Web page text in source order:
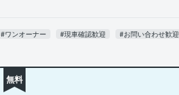
#ワンオーナー #現車確認歓迎 #お問い合わせ歓迎
無料